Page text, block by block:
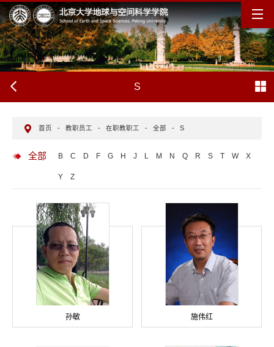
S
首页 - 教职员工 - 在职教职工 - 全部 - S
全部 B C D F G H J L M N Q R S T W X
Y Z
孙敏 施伟红